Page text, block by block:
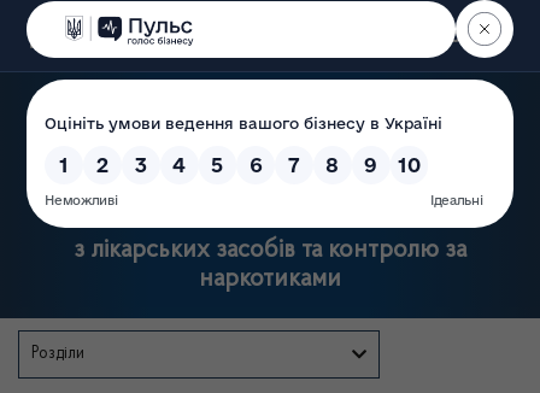
Пошук
Державна служба України
з лікарських засобів та контролю за
наркотиками
Розділи